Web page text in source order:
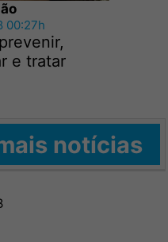
00:27h
e tratar
notícias